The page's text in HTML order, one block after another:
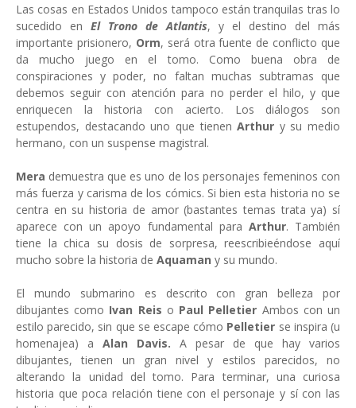
Las cosas en Estados Unidos tampoco están tranquilas tras lo
sucedido en El Trono de Atlantis, y el destino del más
importante prisionero, Orm, será otra fuente de conflicto que
da mucho juego en el tomo. Como buena obra de
conspiraciones y poder, no faltan muchas subtramas que
debemos seguir con atención para no perder el hilo, y que
enriquecen la historia con acierto. Los diálogos son
estupendos, destacando uno que tienen Arthur y su medio
hermano, con un suspense magistral.
Mera demuestra que es uno de los personajes femeninos con
más fuerza y carisma de los cómics. Si bien esta historia no se
centra en su historia de amor (bastantes temas trata ya) sí
aparece con un apoyo fundamental para Arthur. También
tiene la chica su dosis de sorpresa, reescribieéndose aquí
mucho sobre la historia de Aquaman y su mundo.
El mundo submarino es descrito con gran belleza por
dibujantes como Ivan Reis o Paul Pelletier Ambos con un
estilo parecido, sin que se escape cómo Pelletier se inspira (u
homenajea) a Alan Davis. A pesar de que hay varios
dibujantes, tienen un gran nivel y estilos parecidos, no
alterando la unidad del tomo. Para terminar, una curiosa
historia que poca relación tiene con el personaje y sí con las